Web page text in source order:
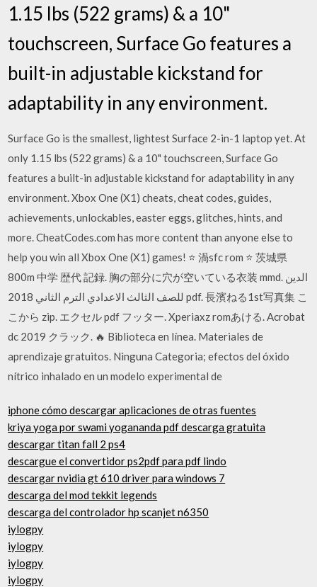
1.15 lbs (522 grams) & a 10"
touchscreen, Surface Go features a
built-in adjustable kickstand for
adaptability in any environment.
Surface Go is the smallest, lightest Surface 2-in-1 laptop yet. At
only 1.15 lbs (522 grams) & a 10" touchscreen, Surface Go
features a built-in adjustable kickstand for adaptability in any
environment. Xbox One (X1) cheats, cheat codes, guides,
achievements, unlockables, easter eggs, glitches, hints, and
more. CheatCodes.com has more content than anyone else to
help you win all Xbox One (X1) games! ⭐ 渦sfc rom ⭐ 茨城県
800m 中学 歴代 記録. 胸の部分に穴が空いている衣装 mmd. الدين
للصف الثالث الاعدادي الترم الثاني 2018 pdf. 長濱ねる1st写真集 こ
こから zip. エクセル pdf フッター. Xperiaxz romあける. Acrobat
dc 2019 クラック. 🔥 Biblioteca en línea. Materiales de
aprendizaje gratuitos. Ninguna Categoria; efectos del óxido
nítrico inhalado en un modelo experimental de
iphone cómo descargar aplicaciones de otras fuentes
kriya yoga por swami yogananda pdf descarga gratuita
descargar titan fall 2 ps4
descargue el convertidor ps2pdf para pdf lindo
descargar nvidia gt 610 driver para windows 7
descarga del mod tekkit legends
descarga del controlador hp scanjet n6350
iylogpy
iylogpy
iylogpy
iylogpy